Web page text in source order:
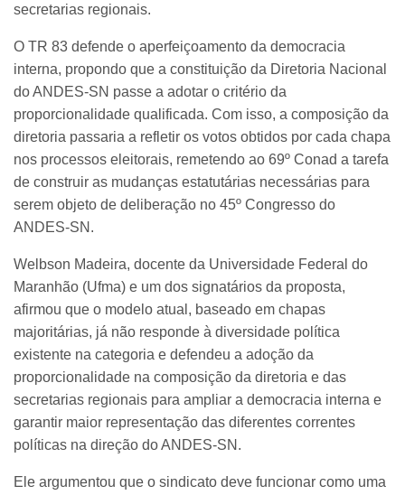
secretarias regionais.
O TR 83 defende o aperfeiçoamento da democracia
interna, propondo que a constituição da Diretoria Nacional
do ANDES-SN passe a adotar o critério da
proporcionalidade qualificada. Com isso, a composição da
diretoria passaria a refletir os votos obtidos por cada chapa
nos processos eleitorais, remetendo ao 69º Conad a tarefa
de construir as mudanças estatutárias necessárias para
serem objeto de deliberação no 45º Congresso do
ANDES-SN.
Welbson Madeira, docente da Universidade Federal do
Maranhão (Ufma) e um dos signatários da proposta,
afirmou que o modelo atual, baseado em chapas
majoritárias, já não responde à diversidade política
existente na categoria e defendeu a adoção da
proporcionalidade na composição da diretoria e das
secretarias regionais para ampliar a democracia interna e
garantir maior representação das diferentes correntes
políticas na direção do ANDES-SN.
Ele argumentou que o sindicato deve funcionar como uma